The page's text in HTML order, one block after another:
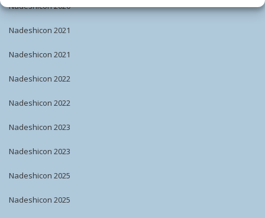
Nadeshicon 2020
Nadeshicon 2021
Nadeshicon 2021
Nadeshicon 2022
Nadeshicon 2022
Nadeshicon 2023
Nadeshicon 2023
Nadeshicon 2025
Nadeshicon 2025